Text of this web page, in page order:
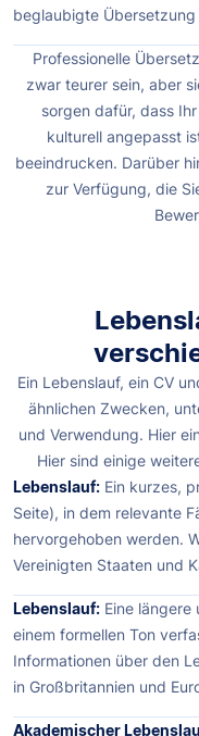
beglaubigte
Professionelle
zwar teurer sein, aber
sorgen dafür, dass
kulturell angepasst
beeindrucken. Darüber
zur Verfügung, die
Ein Lebenslauf, ein CV
ähnlichen Zwecken,
und Verwendung. Hier
Hier sind einige
Lebenslauf: Ein kurzes,
Seite), in dem relevante
hervorgehoben werden.
Vereinigten Staaten und
Lebenslauf: Eine
einem formellen Ton
Informationen über den
in Großbritannien und
Akademischer